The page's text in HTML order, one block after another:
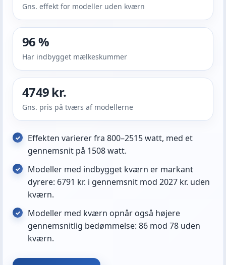
Gns. effekt for modeller uden kværn
96 %
Har indbygget mælkeskummer
4749 kr.
Gns. pris på tværs af modellerne
Effekten varierer fra 800–2515 watt, med et
gennemsnit på 1508 watt.
Modeller med indbygget kværn er markant
dyrere: 6791 kr. i gennemsnit mod 2027 kr. uden
kværn.
Modeller med kværn opnår også højere
gennemsnitlig bedømmelse: 86 mod 78 uden
kværn.